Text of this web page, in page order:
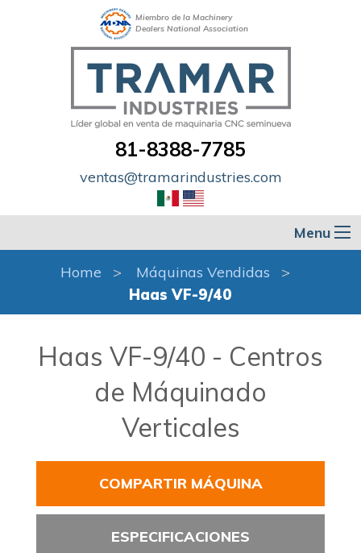
Miembro de la Machinery
Dealers National Association
81-8388-7785
ventas@tramarindustries.com
Menu
Home
Máquinas Vendidas
Haas VF-9/40
Haas VF-9/40 - Centros
de Máquinado
Verticales
COMPARTIR MÁQUINA
ESPECIFICACIONES